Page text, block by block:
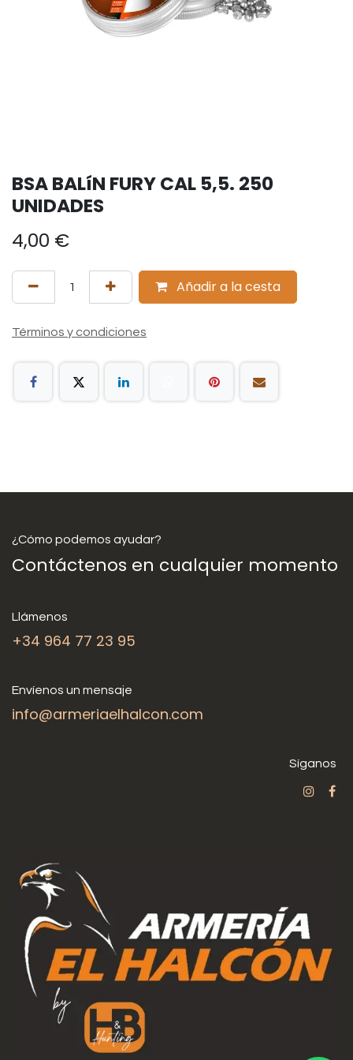
BSA BALíN FURY CAL 5,5. 250
UNIDADES
4,00 €
Añadir a la cesta
Términos y condiciones
¿Cómo podemos ayudar?
Contáctenos en cualquier momento
Llámenos
+34 964 77 23 95
Envíenos un mensaje
info@armeriaelhalcon.com
Síganos